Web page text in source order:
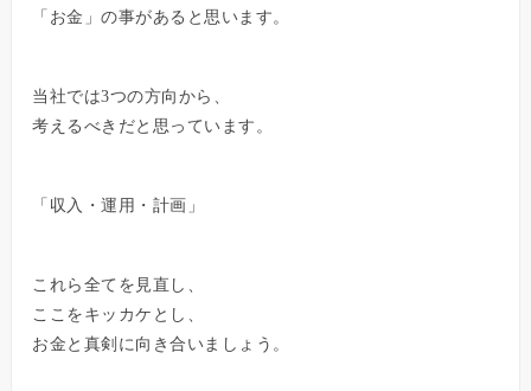
「お金」の事があると思います。
当社では3つの方向から、
考えるべきだと思っています。
「収入・運用・計画」
これら全てを見直し、
ここをキッカケとし、
お金と真剣に向き合いましょう。